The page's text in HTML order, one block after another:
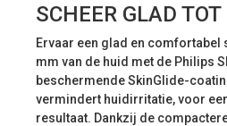
SCHEER GLAD
Ervaar een glad en comfortabel
mm van de huid met de Philips
beschermende SkinGlide-
vermindert huidirritatie, voor
resultaat. Dankzij de